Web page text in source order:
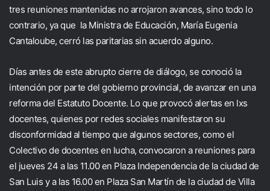
tres reuniones mantenidas no arrojaron avances, sino todo lo
contrario, ya que la Ministra de Educación, María Eugenia
Cantaloube, cerró las paritarias sin acuerdo alguno.
Días antes de este abrupto cierre de diálogo, se conoció la
intención por parte del gobierno provincial, de avanzar en una
reforma del Estatuto Docente. Lo que provocó alertas en lxs
docentes, quienes por redes sociales manifestaron su
disconformidad al tiempo que algunos sectores, como el
Colectivo de docentes en lucha, convocaron a reuniones para
el jueves 24 a las 11.00 en Plaza Independencia de la ciudad de
San Luis y a las 16.00 en Plaza San Martín de la ciudad de Villa